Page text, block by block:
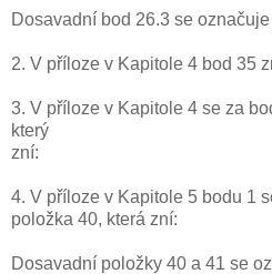
Dosavadní bod 26.3 se
2. V příloze v Kapitole 4 bod 35
3. V příloze v Kapitole 4 se za
který
zní:
4. V příloze v Kapitole 5 bodu 1
položka 40, která zní:
Dosavadní položky 40 a 41 se